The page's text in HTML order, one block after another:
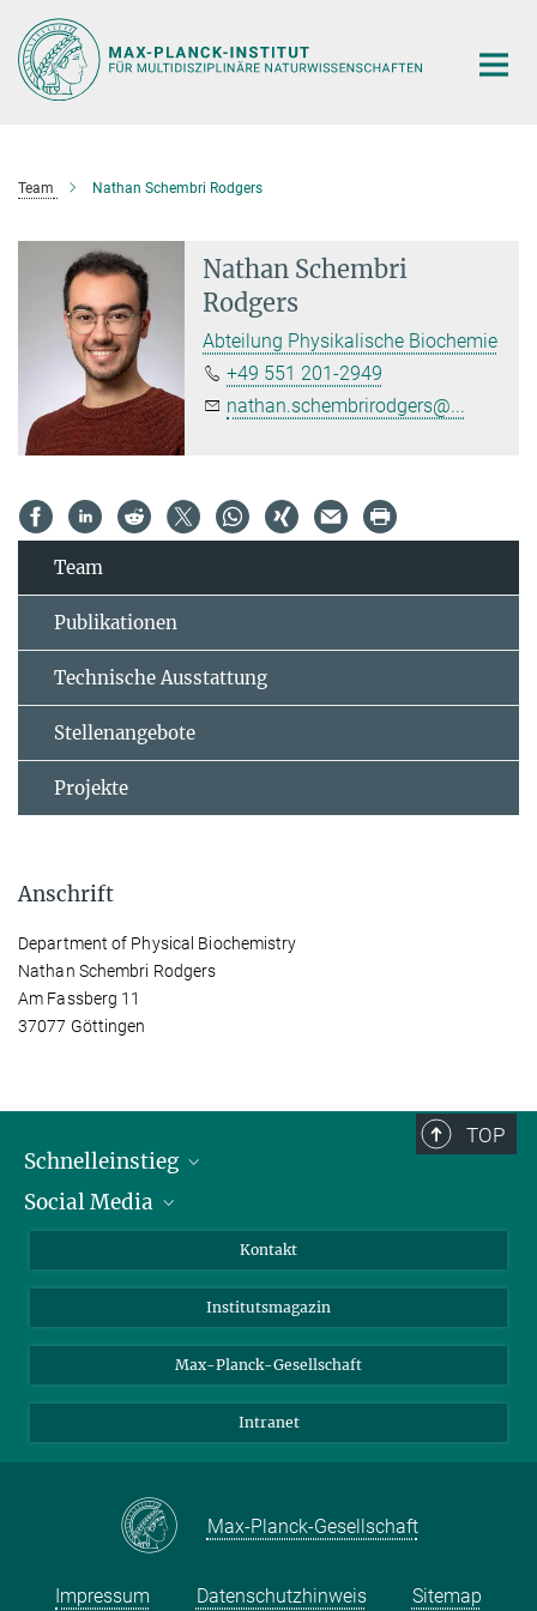
Hauptinhalt
Team Nathan Schembri Rodgers
Nathan Schembri
Rodgers
Abteilung Physikalische Biochemie
+49 551 201-2949
nathan.schembrirodgers@...
Team
Publikationen
Technische Ausstattung
Stellenangebote
Projekte
Anschrift
Department of Physical Biochemistry
Nathan Schembri Rodgers
Am Fassberg 11
37077 Göttingen
TOP
Schnelleinstieg
Alumni
Schulen
Studierende
Social Media
Facebook
YouTube
Kontakt
Institutsmagazin
Max-Planck-Gesellschaft
Intranet
Max-Planck-Gesellschaft
Impressum Datenschutzhinweis Sitemap